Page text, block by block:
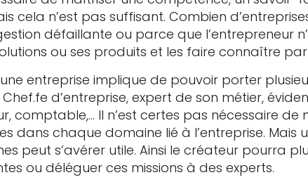
cela n’est pas suffisant. Combien
défaillante ou parce que l’entrepreneur
ou ses produits et les faire connaître
entreprise implique de pouvoir porter
d’entreprise, expert de son métier,
comptable,… Il n’est certes pas nécessaire de
dans chaque domaine lié à l’entreprise. Mais
peut s’avérer utile. Ainsi le créateur pourra
ou déléguer ces missions à des experts.